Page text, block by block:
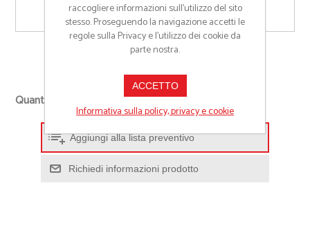
spallacci imbottiti
Cod: 22141
Quantità richiesta
+
-
Aggiungi alla lista preventivo
Richiedi informazioni prodotto
raccogliere informazioni sull’utilizzo del sito
stesso. Proseguendo la navigazione accetti le
regole sulla Privacy e l'utilizzo dei cookie da
parte nostra.
ACCETTO
Informativa sulla policy, privacy e cookie